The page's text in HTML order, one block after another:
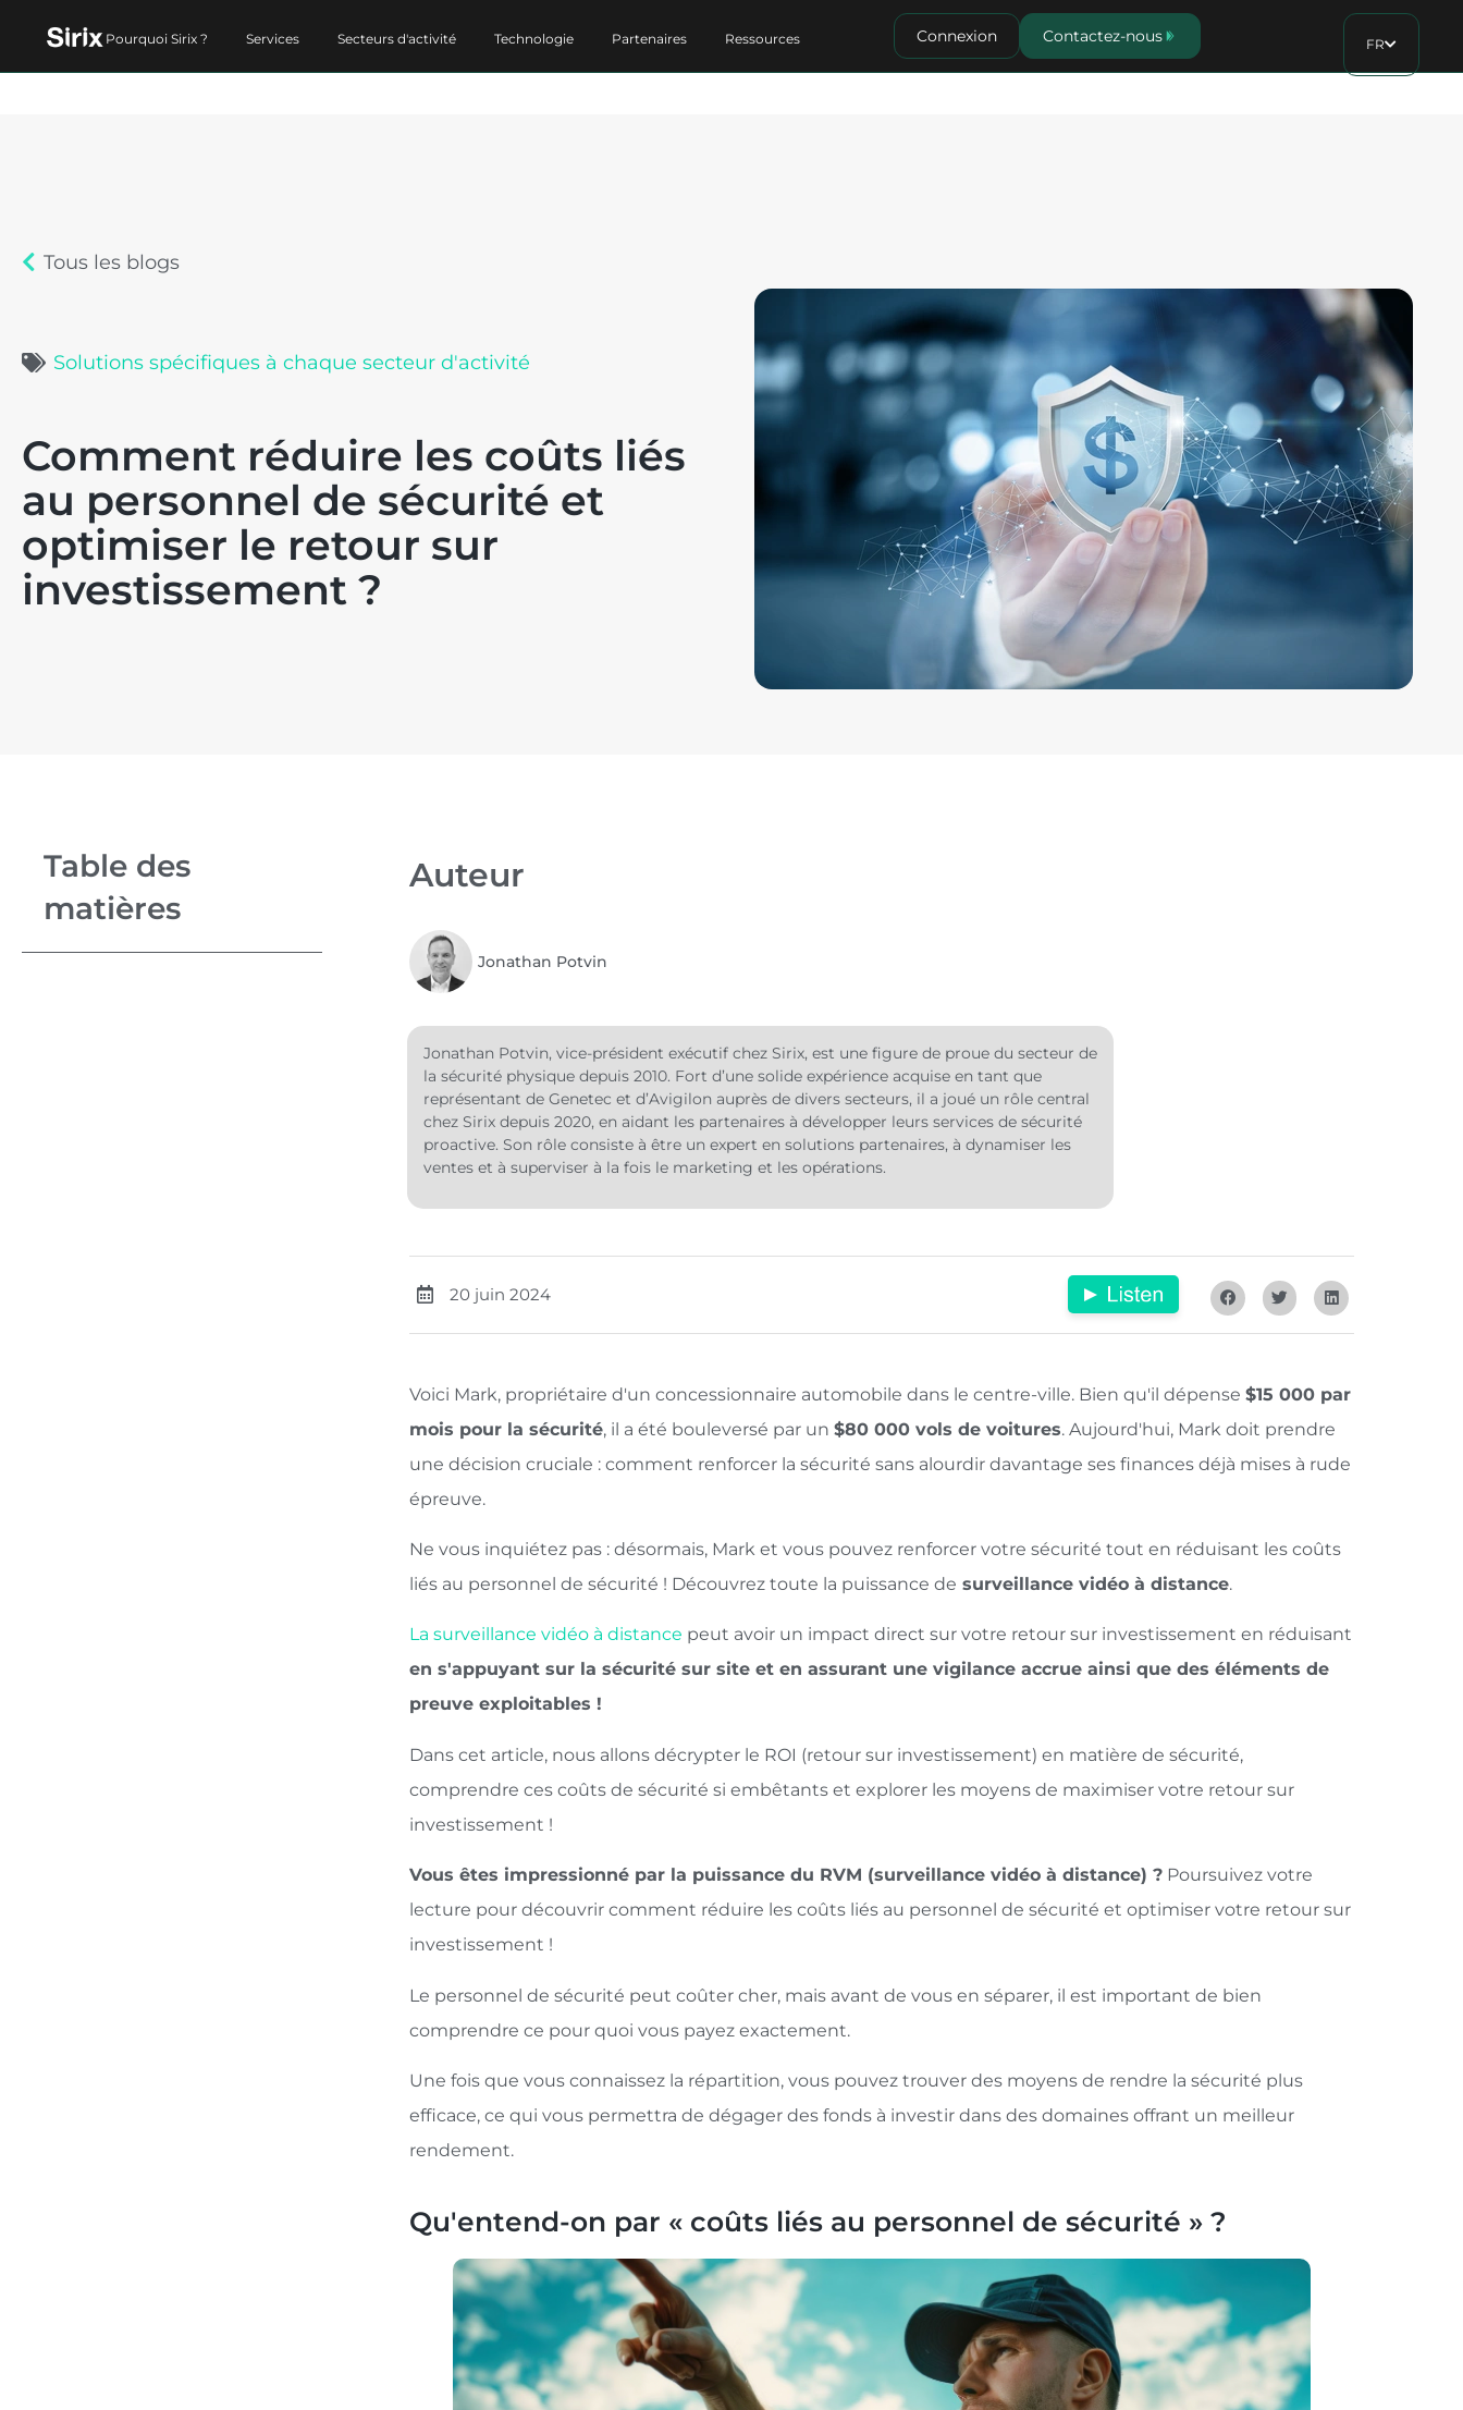
Pourquoi Sirix ? Services Secteurs d'activité Technologie Partenaires Ressources Connexion Contactez-nous FR
Tous les blogs
Solutions spécifiques à chaque secteur d'activité
Comment réduire les coûts liés
au personnel de sécurité et
optimiser le retour sur
investissement ?
Table des
matières
Auteur
Jonathan Potvin
Jonathan Potvin, vice-président exécutif chez Sirix, est une figure de proue du secteur de
la sécurité physique depuis 2010. Fort d’une solide expérience acquise en tant que
représentant de Genetec et d’Avigilon auprès de divers secteurs, il a joué un rôle central
chez Sirix depuis 2020, en aidant les partenaires à développer leurs services de sécurité
proactive. Son rôle consiste à être un expert en solutions partenaires, à dynamiser les
ventes et à superviser à la fois le marketing et les opérations.
20 juin 2024
Voici Mark, propriétaire d'un concessionnaire automobile dans le centre-ville. Bien qu'il dépense $15 000 par
mois pour la sécurité, il a été bouleversé par un $80 000 vols de voitures. Aujourd'hui, Mark doit prendre
une décision cruciale : comment renforcer la sécurité sans alourdir davantage ses finances déjà mises à rude
épreuve.
Ne vous inquiétez pas : désormais, Mark et vous pouvez renforcer votre sécurité tout en réduisant les coûts
liés au personnel de sécurité ! Découvrez toute la puissance de surveillance vidéo à distance.
La surveillance vidéo à distance peut avoir un impact direct sur votre retour sur investissement en réduisant
en s'appuyant sur la sécurité sur site et en assurant une vigilance accrue ainsi que des éléments de
preuve exploitables !
Dans cet article, nous allons décrypter le ROI (retour sur investissement) en matière de sécurité,
comprendre ces coûts de sécurité si embêtants et explorer les moyens de maximiser votre retour sur
investissement !
Vous êtes impressionné par la puissance du RVM (surveillance vidéo à distance) ?Poursuivez votre
lecture pour découvrir comment réduire les coûts liés au personnel de sécurité et optimiser votre retour sur
investissement !
Le personnel de sécurité peut coûter cher, mais avant de vous en séparer, il est important de bien
comprendre ce pour quoi vous payez exactement.
Une fois que vous connaissez la répartition, vous pouvez trouver des moyens de rendre la sécurité plus
efficace, ce qui vous permettra de dégager des fonds à investir dans des domaines offrant un meilleur
rendement.
Qu'entend-on par « coûts liés au personnel de sécurité » ?